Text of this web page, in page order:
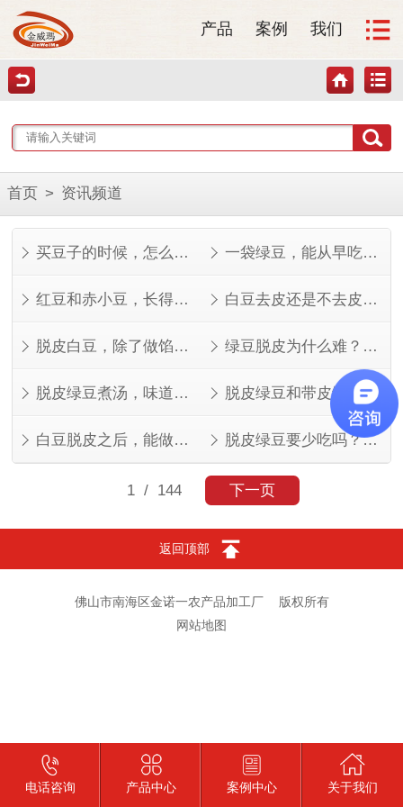
产品 案例 我们
首页 > 资讯频道
买豆子的时候，怎么看才知道好不好？ 一袋绿豆，能从早吃到晚
红豆和赤小豆，长得像但不是一回事 白豆去皮还是不去皮？看完这几点就知道了
脱皮白豆，除了做馅还能做什么？ 绿豆脱皮为什么难？看完就知道了
脱皮绿豆煮汤，味道其实不一样 脱皮绿豆和带皮绿豆，功效差在哪？
白豆脱皮之后，能做的菜比想象中多 脱皮绿豆要少吃吗？看人看量
1/ 144 下一页
返回顶部
佛山市南海区金诺一农产品加工厂
版权所有
网站地图
电话咨询 产品中心 案例中心 关于我们